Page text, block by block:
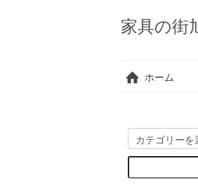
家具の
ホーム